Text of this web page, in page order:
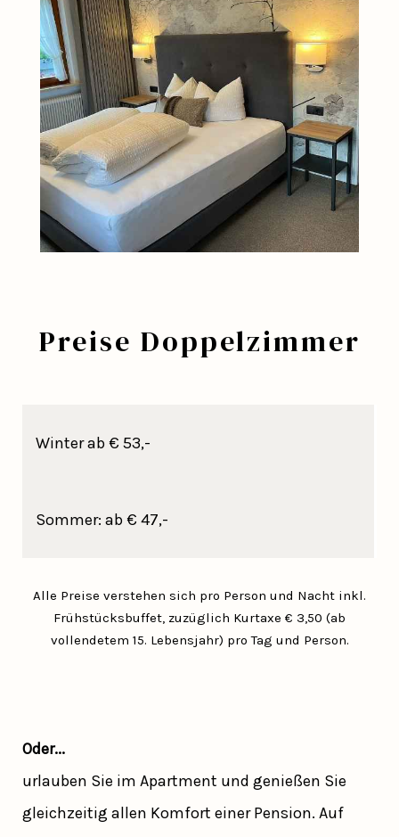
Preise Doppelzimmer
Winter ab € 53,-
Sommer: ab € 47,-
Alle Preise verstehen sich pro Person und Nacht inkl.
Frühstücksbuffet, zuzüglich Kurtaxe € 3,50 (ab
vollendetem 15. Lebensjahr) pro Tag und Person.
Oder...
urlauben Sie im Apartment und genießen Sie
gleichzeitig allen Komfort einer Pension. Auf